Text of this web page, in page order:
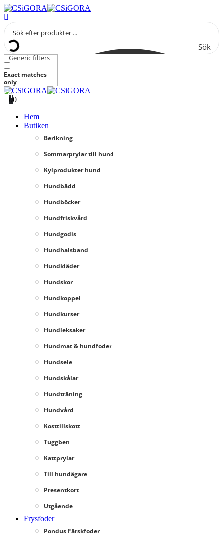
Sök
Generic filters
Exact matches
only
00
Hem
Butiken
Berikning
Sommarprylar till hund
Kylprodukter hund
Hundbädd
Hundböcker
Hundfriskvård
Hundgodis
Hundhalsband
Hundkläder
Hundskor
Hundkoppel
Hundkurser
Hundleksaker
Hundmat & hundfoder
Hundsele
Hundskålar
Hundträning
Hundvård
Kosttillskott
Tuggben
Kattprylar
Till hundägare
Presentkort
Utgående
Frysfoder
Pondus Färskfoder